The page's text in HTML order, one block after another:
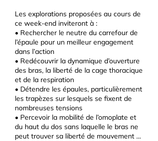
Les explorations proposées au cours de
ce week-end inviteront à :
• Rechercher le neutre du carrefour de
l’épaule pour un meilleur engagement
dans l’action
• Redécouvrir la dynamique d’ouverture
des bras, la liberté de la cage thoracique
et de la respiration
• Détendre les épaules, particulièrement
les trapèzes sur lesquels se fixent de
nombreuses tensions
• Percevoir la mobilité de l’omoplate et
du haut du dos sans laquelle le bras ne
peut trouver sa liberté de mouvement …